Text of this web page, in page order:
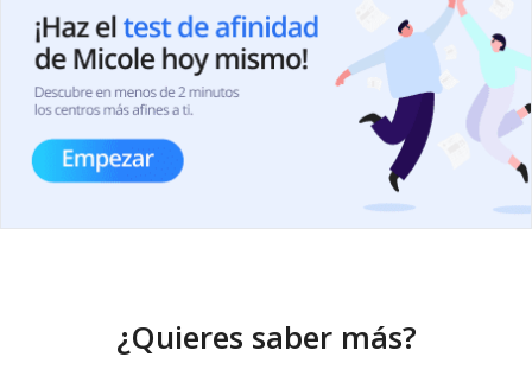
¿Quieres saber más?